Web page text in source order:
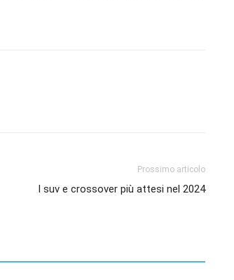
Prossimo articolo
I suv e crossover più attesi nel 2024